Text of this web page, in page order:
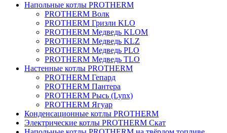
Напольные котлы PROTHERM
PROTHERM Волк
PROTHERM Гризли KLO
PROTHERM Медведь KLOM
PROTHERM Медведь KLZ
PROTHERM Медведь PLO
PROTHERM Медведь TLO
Настенные котлы PROTHERM
PROTHERM Гепард
PROTHERM Пантера
PROTHERM Рысь (Lynx)
PROTHERM Ягуар
Конденсационные котлы PROTHERM
Электрические котлы PROTHERM Скат